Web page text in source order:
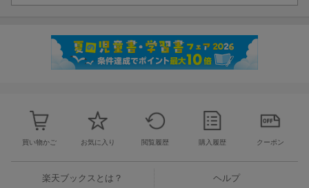
買い物かご お気に入り 閲覧履歴 購入履歴 クーポン
楽天ブックスとは？ ヘルプ